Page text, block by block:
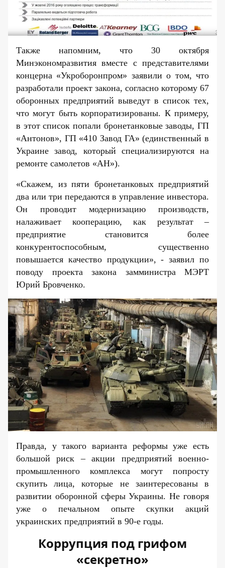
Также напомним, что 30 октября
Минэкономразвития вместе с представителями
концерна «Укроборонпром» заявили о том, что
разработали проект закона, согласно которому 67
оборонных предприятий выведут в список тех,
что могут быть корпоратизированы. К примеру,
в этот список попали бронетанковые заводы, ГП
«Антонов», ГП «410 Завод ГА» (единственный в
Украине завод, который специализируются на
ремонте самолетов «АН»).
«Скажем, из пяти бронетанковых предприятий
два или три передаются в управление инвестора.
Он проводит модернизацию производств,
налаживает кооперацию, как результат –
предприятие становится более
конкурентоспособным, существенно
повышается качество продукции», - заявил по
поводу проекта закона замминистра МЭРТ
Юрий Бровченко.
Правда, у такого варианта реформы уже есть
большой риск – акции предприятий военно-
промышленного комплекса могут попросту
скупить лица, которые не заинтересованы в
развитии оборонной сферы Украины. Не говоря
уже о печальном опыте скупки акций
украинских предприятий в 90-е годы.
Коррупция под грифом
«секретно»